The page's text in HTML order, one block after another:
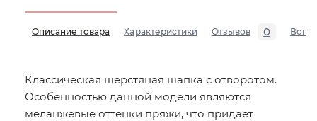
Описание товара Характеристики Отзывов 0
Классическая шерстяная шапка с отворотом.
Особенностью данной модели являются
меланжевые оттенки пряжи, что придает